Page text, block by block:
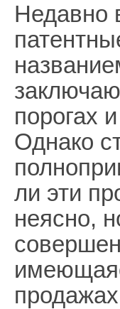
Недавно
порогах
Однако
ли эти
неясно,